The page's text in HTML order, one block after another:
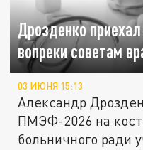
Дрозденко
вопреки советам
03 ИЮНЯ 15:13
Александр
ПМЭФ-2026 на
больничного ради